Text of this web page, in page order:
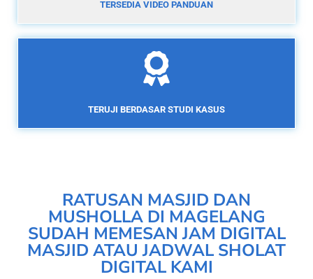
TERSEDIA VIDEO PANDUAN
TERUJI BERDASAR STUDI KASUS
RATUSAN MASJID DAN
MUSHOLLA DI MAGELANG
SUDAH MEMESAN JAM DIGITAL
MASJID ATAU JADWAL SHOLAT
DIGITAL KAMI